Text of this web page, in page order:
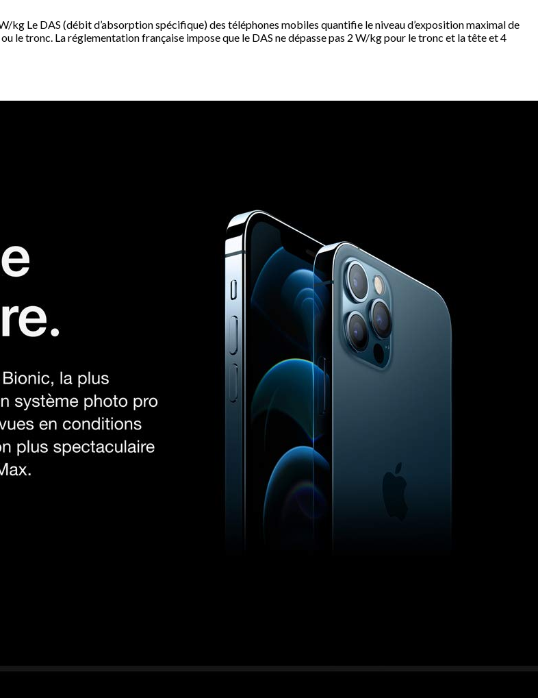
kg Le DAS (débit d’absorption spécifique) des téléphones mobiles quantifie le niveau d’exposition maximal de
le tronc. La réglementation française impose que le DAS ne dépasse pas 2 W/kg pour le tronc et la tête et 4